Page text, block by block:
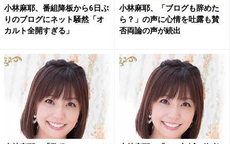
小林麻耶、番組降板から6日ぶ
りのブログにネット騒然「オ
カルト全開すぎる」
小林麻耶、「ブログも辞めた
ら？」の声に心情を吐露も賛
否両論の声が続出